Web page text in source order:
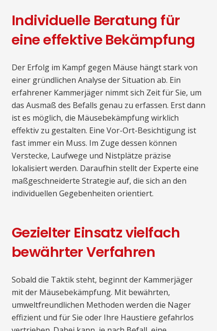
Individuelle Beratung für
eine effektive Bekämpfung
Der Erfolg im Kampf gegen Mäuse hängt stark von
einer gründlichen Analyse der Situation ab. Ein
erfahrener Kammerjäger nimmt sich Zeit für Sie, um
das Ausmaß des Befalls genau zu erfassen. Erst dann
ist es möglich, die Mäusebekämpfung wirklich
effektiv zu gestalten. Eine Vor-Ort-Besichtigung ist
fast immer ein Muss. Im Zuge dessen können
Verstecke, Laufwege und Nistplätze präzise
lokalisiert werden. Daraufhin stellt der Experte eine
maßgeschneiderte Strategie auf, die sich an den
individuellen Gegebenheiten orientiert.
Gezielter Einsatz vielfach
bewährter Verfahren
Sobald die Taktik steht, beginnt der Kammerjäger
mit der Mäusebekämpfung. Mit bewährten,
umweltfreundlichen Methoden werden die Nager
effizient und für Sie oder Ihre Haustiere gefahrlos